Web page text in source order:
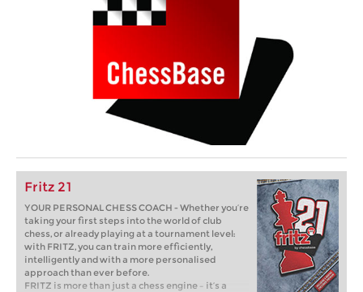
Fritz 21
YOUR PERSONAL CHESS COACH - Whether you’re
taking your first steps into the world of club
chess, or already playing at a tournament level:
with FRITZ, you can train more efficiently,
intelligently and with a more personalised
approach than ever before.
FRITZ is more than just a chess engine – it’s a